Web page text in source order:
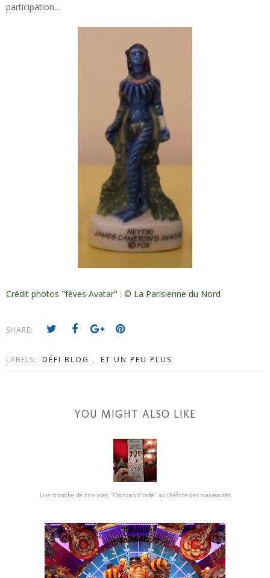
participation...
Crédit photos "fèves Avatar" : © La Parisienne du Nord
SHARE:
LABELS: DÉFI BLOG , ET UN PEU PLUS
YOU MIGHT ALSO LIKE
Une tranche de rire avec "Cochons d’Inde" au théâtre des nouveautés